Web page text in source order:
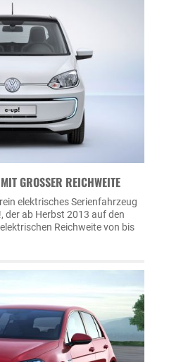
GROSSER REICHWEITE
elektrisches Serienfahrzeug
der ab Herbst 2013 auf den
Reichweite von bis